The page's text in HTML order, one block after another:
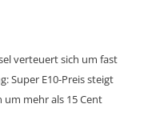
verteuert sich um fast
Super E10-Preis steigt
mehr als 15 Cent